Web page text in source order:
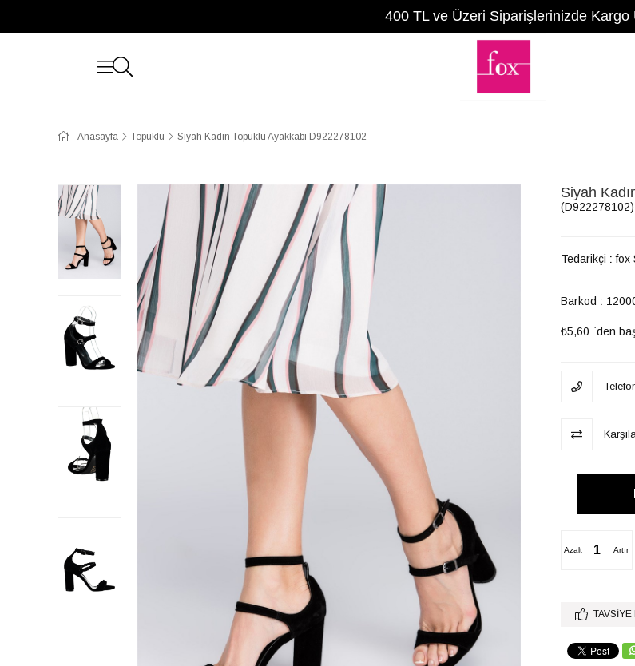
400 TL ve Üzeri Siparişlerinizde Kargo
Anasayfa Topuklu Siyah Kadın Topuklu Ayakkabı D922278102
Siyah
(D922278102)
Tedarikçi : fox
Barkod :
₺5,60 `den
Artır
Azalt
TAVSIYE